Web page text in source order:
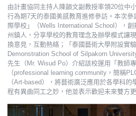
由計畫協同主持人陳韻文副教授率領20位中
行為期7天的泰國美感教育進修參訪。本次
際學校」（Wells International School），
州鎮人，分享學校的教育理念及辦學模式讓
換意見，互動熱絡；「泰國藝術大學附設實
Demonstration School of Silpakorn
先生（Mr. Wisud Po）介紹該校運用「教師專
（professional learning community，簡稱
（Art-based），將藝術廣泛應用於各學科
程有異曲同工之妙，他並表示歡迎未來雙方